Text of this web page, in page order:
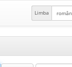
Limba